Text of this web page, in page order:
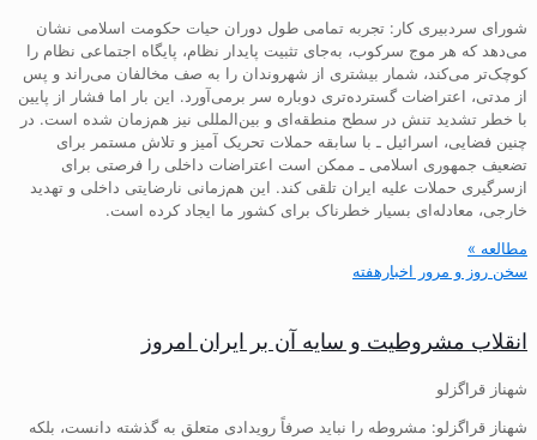
شورای سردبیری کار: تجربه تمامی طول دوران حیات حکومت اسلامی نشان
می‌دهد که هر موج سرکوب، به‌جای تثبیت پایدار نظام، پایگاه اجتماعی نظام را
کوچک‌تر می‌کند، شمار بیشتری از شهروندان را به صف مخالفان می‌راند و پس
از مدتی، اعتراضات گسترده‌تری دوباره سر برمی‌آورد. این بار اما فشار از پایین
با خطر تشدید تنش در سطح منطقه‌ای و بین‌المللی نیز هم‌زمان شده است. در
چنین فضایی، اسرائیل ـ با سابقه حملات تحریک آمیز و تلاش مستمر برای
تضعیف جمهوری اسلامی ـ ممکن است اعتراضات داخلی را فرصتی برای
ازسرگیری حملات علیه ایران تلقی کند. این هم‌زمانی نارضایتی داخلی و تهدید
خارجی، معادله‌ای بسیار خطرناک برای کشور ما ایجاد کرده است.
مطالعه »
سخن روز و مرور اخبارهفته
انقلاب مشروطیت و سایه آن بر ایران امروز
شهناز قراگزلو
شهناز قراگزلو: مشروطه را نباید صرفاً رویدادی متعلق به گذشته دانست، بلکه